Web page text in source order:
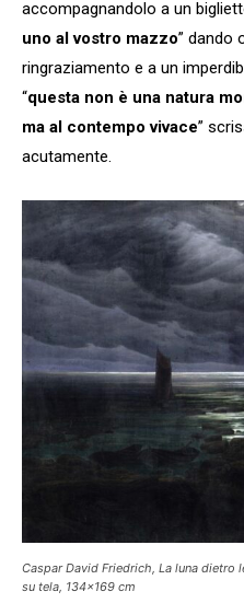
accompagnandolo a un
uno al vostro mazzo” dando
ringraziamento e a un
“questa non è una natura
ma al contempo vivace”
acutamente.
Caspar David Friedrich, La luna dietro
su tela, 134×169 cm